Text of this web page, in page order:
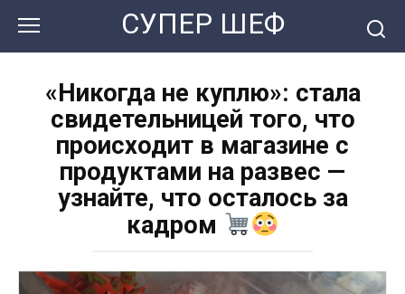
контенту
СУПЕР ШЕФ
«Никогда не куплю»: стала
свидетельницей того, что
происходит в магазине с
продуктами на развес —
узнайте, что осталось за
кадром